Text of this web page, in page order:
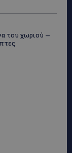
του χωριού –